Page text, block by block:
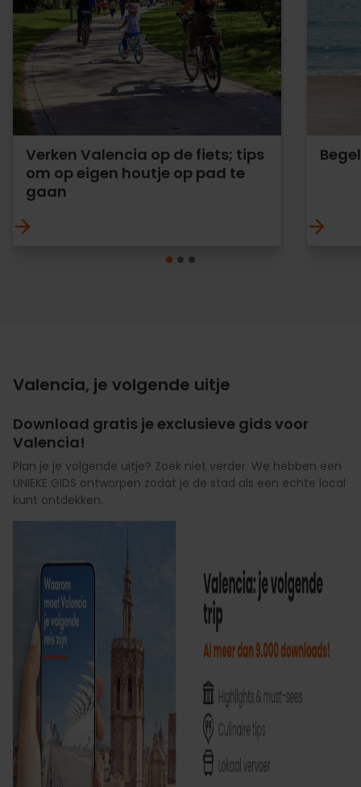
Verken Valencia op de fiets; tips
om op eigen houtje op pad te
gaan
Valencia, je volgende uitje
Download gratis je exclusieve gids voor
Valencia!
Plan je je volgende uitje? Zoek niet verder. We hebben een
UNIEKE GIDS ontworpen zodat je de stad als een echte local
kunt ontdekken.